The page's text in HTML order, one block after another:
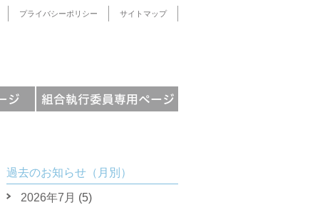
プライバシーポリシー サイトマップ
過去のお知らせ（月別）
2026年7月 (5)